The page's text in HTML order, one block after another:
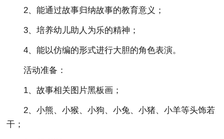
2、能通过故事归纳故事的教育意义；
3、培养幼儿助人为乐的精神；
4、能以仿编的形式进行大胆的角色表演。
活动准备：
1、故事相关图片黑板画；
2、小熊、小猴、小狗、小兔、小猪、小羊等头饰若
干；